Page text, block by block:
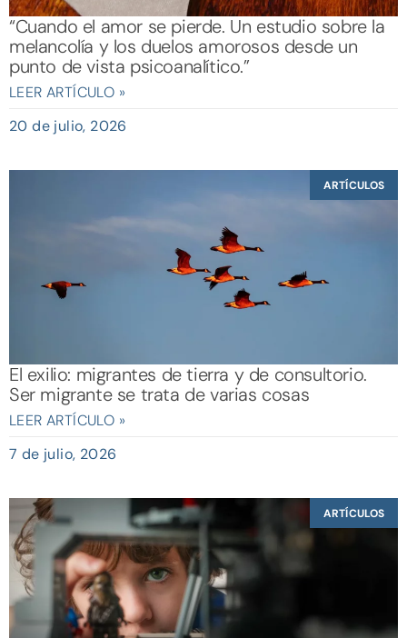
“Cuando el amor se pierde. Un estudio sobre la
melancolía y los duelos amorosos desde un
punto de vista psicoanalítico.”
LEER ARTÍCULO »
20 de julio, 2026
ARTÍCULOS
El exilio: migrantes de tierra y de consultorio.
Ser migrante se trata de varias cosas
LEER ARTÍCULO »
7 de julio, 2026
ARTÍCULOS